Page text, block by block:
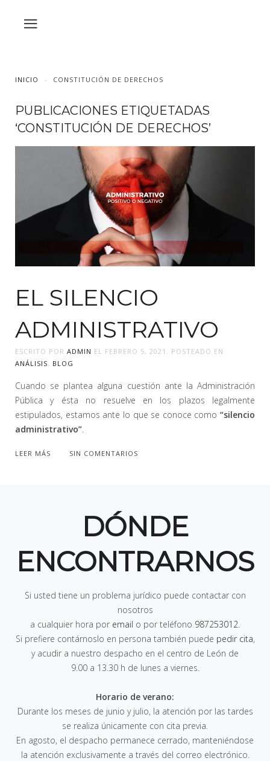
INICIO CONSTITUCIÓN DE DERECHOS
PUBLICACIONES ETIQUETADAS
‘CONSTITUCIÓN DE DERECHOS’
EL SILENCIO
ADMINISTRATIVO
ESCRITO POR ADMIN EL FEBRERO 5, 2021 . POSTEADO EN
ANÁLISIS, BLOG
Cuando se plantea alguna cuestión ante la Administración
Pública y ésta no resuelve en los plazos legalmente
estipulados, estamos ante lo que se conoce como “silencio
administrativo”.
LEER MÁS SIN COMENTARIOS
DÓNDE
ENCONTRARNOS
Si usted tiene un problema jurídico puede contactar con
nosotros
a cualquier hora por email o por teléfono 987253012.
Si prefiere contárnoslo en persona también puede pedir cita,
y acudir a nuestro despacho en el centro de León de
9.00 a 13.30 h de lunes a viernes.
Horario de verano:
Durante los meses de junio y julio, la atención por las tardes
se realiza únicamente con cita previa.
En agosto, el despacho permanece cerrado, manteniéndose
la atención exclusivamente a través del correo electrónico.